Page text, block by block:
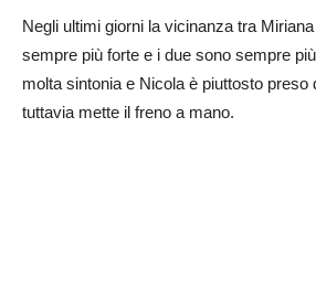
Negli ultimi giorni la vicinanza tra
sempre più forte e i due sono sempre
molta sintonia e Nicola è piuttosto preso
tuttavia mette il freno a mano.